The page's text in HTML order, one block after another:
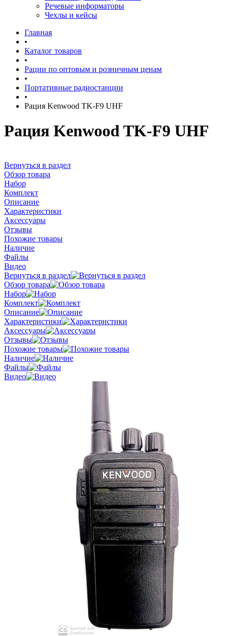
Речевые информаторы
Чехлы и кейсы
Главная
•
Каталог товаров
•
Рации по оптовым и розничным ценам
•
Портативные радиостанции
•
Рация Kenwood TK-F9 UHF
Рация Kenwood TK-F9 UHF
Вернуться в раздел
Обзор товара
Набор
Комплект
Описание
Характеристики
Аксессуары
Отзывы
Похожие товары
Наличие
Файлы
Видео
Вернуться в раздел
Обзор товара
Набор
Комплект
Описание
Характеристики
Аксессуары
Отзывы
Похожие товары
Наличие
Файлы
Видео